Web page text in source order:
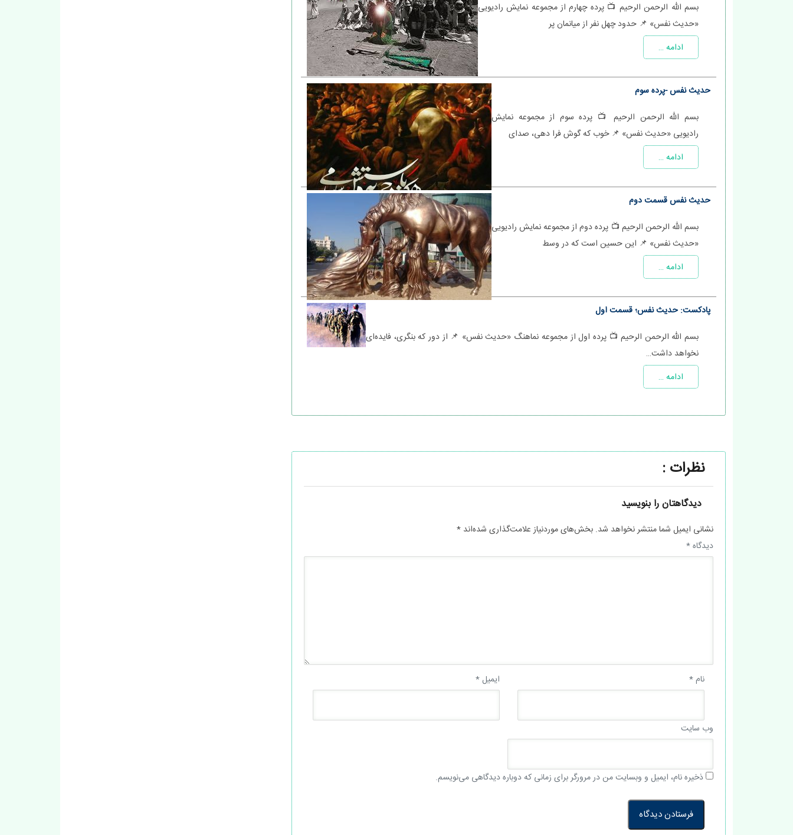
بسم الله الرحمن الرحیم 📺 پرده چهارم از مجموعه نمایش رادیویی
«حدیث نفس» 📌 حدود چهل نفر از میانمان پر
ادامه …
حدیث نفس -پرده سوم
بسم الله الرحمن الرحیم 📺 پرده سوم از مجموعه نمایش
رادیویی «حدیث نفس» 📌 خوب که گوش فرا دهی، صدای
ادامه …
حدیث نفس قسمت دوم
بسم الله الرحمن الرحیم 📺 پرده دوم از مجموعه نمایش رادیویی
«حدیث نفس» 📌 این حسین است که در وسط
ادامه …
پادکست: حدیث نفس؛ قسمت اول
بسم الله الرحمن الرحیم 📺 پرده اول از مجموعه نماهنگ «حدیث نفس» 📌 از دور که بنگری، فایده‌ای
نخواهد داشت…
ادامه …
نظرات :
دیدگاهتان را بنویسید
نشانی ایمیل شما منتشر نخواهد شد. بخش‌های موردنیاز علامت‌گذاری شده‌اند *
دیدگاه*
نام* ایمیل*
وب‌ سایت
ذخیره نام، ایمیل و وبسایت من در مرورگر برای زمانی که دوباره دیدگاهی می‌نویسم.